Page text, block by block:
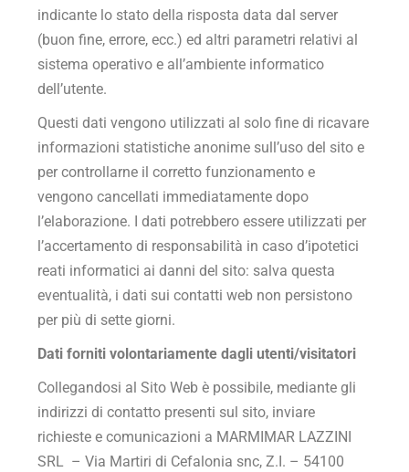
indicante lo stato della risposta data dal server
(buon fine, errore, ecc.) ed altri parametri relativi al
sistema operativo e all’ambiente informatico
dell’utente.
Questi dati vengono utilizzati al solo fine di ricavare
informazioni statistiche anonime sull’uso del sito e
per controllarne il corretto funzionamento e
vengono cancellati immediatamente dopo
l’elaborazione. I dati potrebbero essere utilizzati per
l’accertamento di responsabilità in caso d’ipotetici
reati informatici ai danni del sito: salva questa
eventualità, i dati sui contatti web non persistono
per più di sette giorni.
Dati forniti volontariamente dagli utenti/visitatori
Collegandosi al Sito Web è possibile, mediante gli
indirizzi di contatto presenti sul sito, inviare
richieste e comunicazioni a MARMIMAR LAZZINI
SRL – Via Martiri di Cefalonia snc, Z.I. – 54100